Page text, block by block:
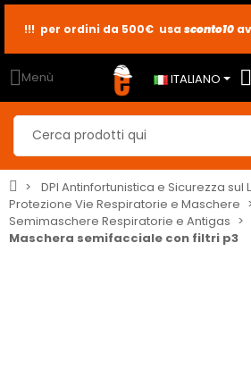
sconto2
sconto5
!!! per ordini da 500€ usa sconto10
Menù ITALIANO
DPI Antinfortunistica e Sicurezza sul
Protezione Vie Respiratorie e Maschere
Semimaschere Respiratorie e Antigas
Maschera semifacciale con filtri p3